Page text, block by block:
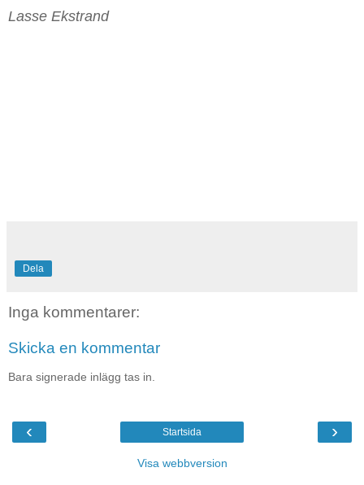
Lasse Ekstrand
Dela
Inga kommentarer:
Skicka en kommentar
Bara signerade inlägg tas in.
‹ ›
Startsida
Visa webbversion